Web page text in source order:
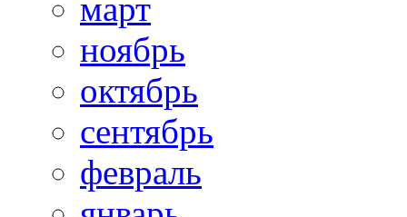
март
ноябрь
октябрь
сентябрь
февраль